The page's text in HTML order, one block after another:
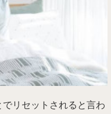
リセットされると言わ